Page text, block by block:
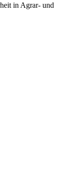
in Agrar- und